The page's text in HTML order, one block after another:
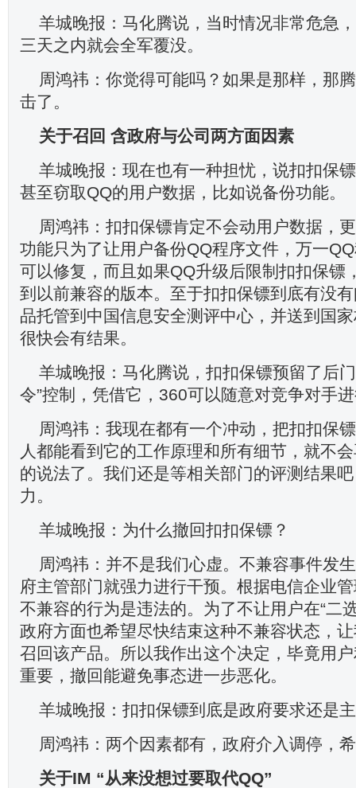
羊城晚报：马化腾说，当时情况非常危急
三天之内就会全军覆没。
周鸿祎：你觉得可能吗？如果是那样，那
击了。
关于召回 含政府与公司两方面因素
羊城晚报：现在也有一种担忧，说扣扣保
甚至窃取QQ的用户数据，比如说备份功能。
周鸿祎：扣扣保镖肯定不会动用户数据，
功能只为了让用户备份QQ程序文件，万一
可以修复，而且如果QQ升级后限制扣扣保镖
到以前兼容的版本。至于扣扣保镖到底有没
品托管到中国信息安全测评中心，并送到国
很快会有结果。
羊城晚报：马化腾说，扣扣保镖预留了后
令”控制，凭借它，360可以随意对竞争对手进
周鸿祎：我现在都有一个冲动，把扣扣保
人都能看到它的工作原理和所有细节，就不
的说法了。我们还是等相关部门的评测结果
力。
羊城晚报：为什么撤回扣扣保镖？
周鸿祎：并不是我们心虚。不兼容事件发
府主管部门就强力进行干预。根据电信企业
不兼容的行为是违法的。为了不让用户在“二
政府方面也希望尽快结束这种不兼容状态，
召回该产品。所以我作出这个决定，毕竟用
重要，撤回能避免事态进一步恶化。
羊城晚报：扣扣保镖到底是政府要求还是
周鸿祎：两个因素都有，政府介入调停，
关于IM “从来没想过要取代QQ”